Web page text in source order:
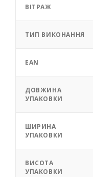
ВІТРАЖ
ТИП ВИКОНАННЯ
EAN
ДОВЖИНА
УПАКОВКИ
ШИРИНА
УПАКОВКИ
ВИСОТА
УПАКОВКИ